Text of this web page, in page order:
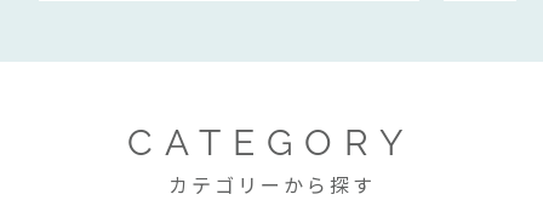
CATEGORY
カテゴリーから探す